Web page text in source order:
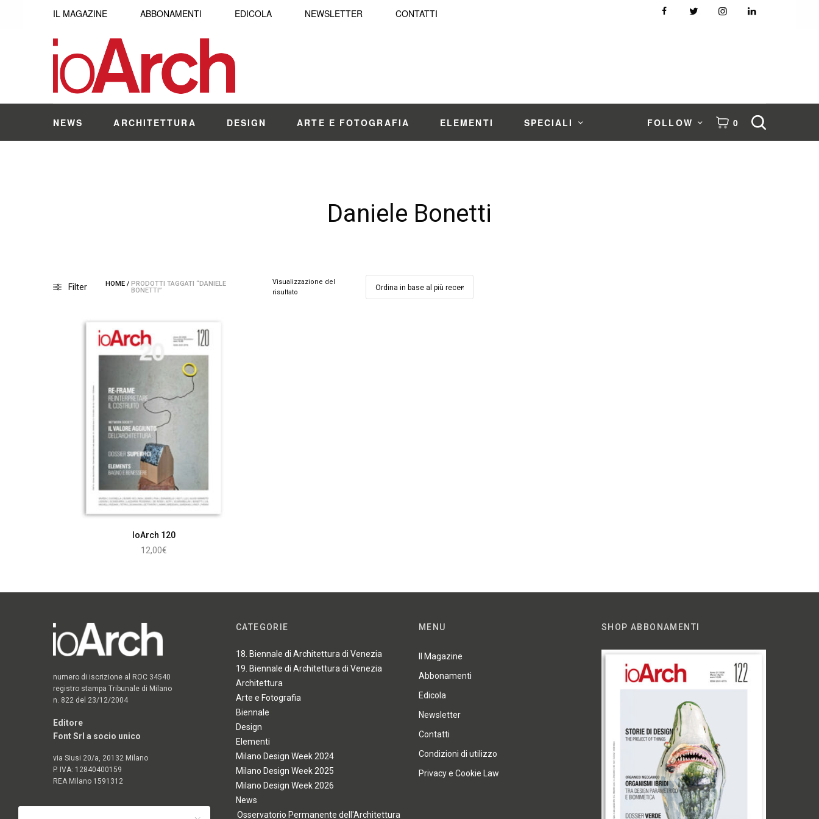
IL MAGAZINE ABBONAMENTI EDICOLA NEWSLETTER CONTATTI
NEWS ARCHITETTURA DESIGN ARTE E FOTOGRAFIA ELEMENTI SPECIALI FOLLOW 0
Daniele Bonetti
Filter HOME / PRODOTTI TAGGATI “DANIELE
BONETTI”
Visualizzazione del
risultato
IoArch 120
12,00€
numero di iscrizione al ROC 34540
registro stampa Tribunale di Milano
n. 822 del 23/12/2004
Editore
Font Srl a socio unico
via Siusi 20/a, 20132 Milano
P. IVA: 12840400159
REA Milano 1591312
CATEGORIE
18. Biennale di Architettura di Venezia
19. Biennale di Architettura di Venezia
Architettura
Arte e Fotografia
Biennale
Design
Elementi
Milano Design Week 2024
Milano Design Week 2025
Milano Design Week 2026
News
Osservatorio Permanente dell'Architettura
MENU
Il Magazine
Abbonamenti
Edicola
Newsletter
Contatti
Condizioni di utilizzo
Privacy e Cookie Law
SHOP ABBONAMENTI